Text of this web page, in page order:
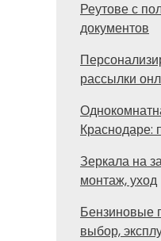
Реутове с
документов
рассылки
Краснодаре:
Зеркала на
монтаж, уход
Бензиновые
выбор,